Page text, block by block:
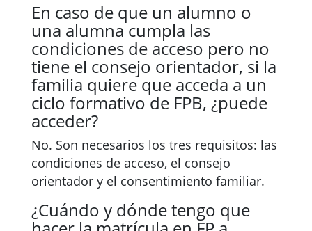
En caso de que un alumno o
una alumna cumpla las
condiciones de acceso pero no
tiene el consejo orientador, si la
familia quiere que acceda a un
ciclo formativo de FPB, ¿puede
acceder?
No. Son necesarios los tres requisitos: las
condiciones de acceso, el consejo
orientador y el consentimiento familiar.
¿Cuándo y dónde tengo que